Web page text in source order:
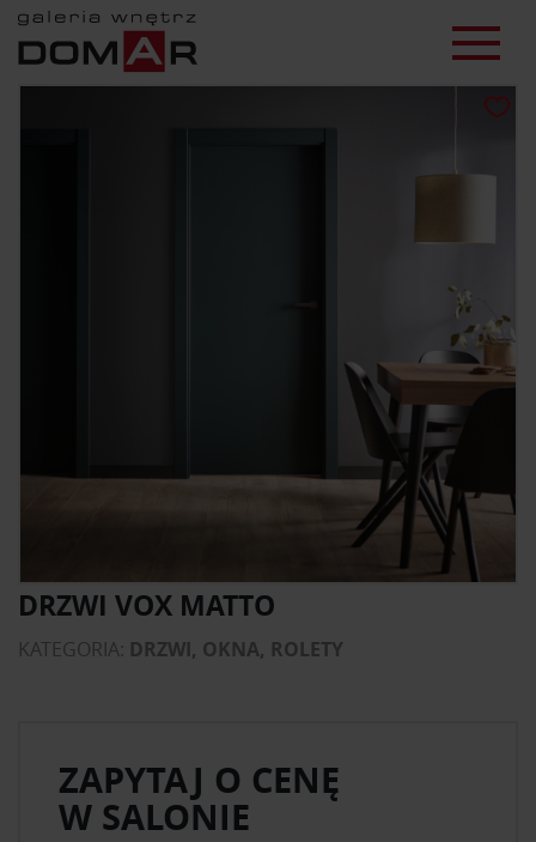
DRZWI VOX MATTO
KATEGORIA: DRZWI, OKNA, ROLETY
ZAPYTAJ O CENĘ
W SALONIE